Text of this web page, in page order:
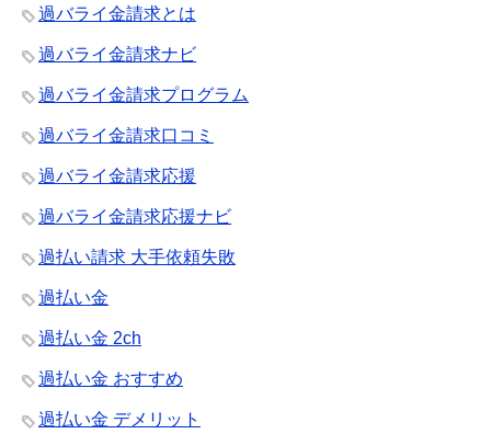
過バライ金請求とは
過バライ金請求ナビ
過バライ金請求プログラム
過バライ金請求口コミ
過バライ金請求応援
過バライ金請求応援ナビ
過払い請求 大手依頼失敗
過払い金
過払い金 2ch
過払い金 おすすめ
過払い金 デメリット